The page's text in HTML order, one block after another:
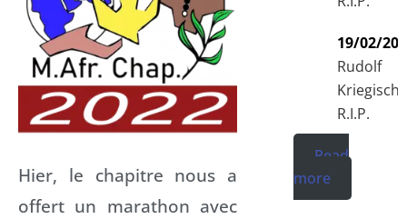
Hier, le chapitre nous a
offert un marathon avec
19/02/
Rudolf
Kriegisch
R.I.P.
Read
more